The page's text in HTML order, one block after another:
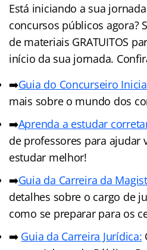
Está iniciando a sua
concursos públicos agora?
de materiais GRATUITOS
início da sua jornada.
➡️Guia do Concurseiro
mais sobre o mundo dos
➡️Aprenda a estudar
de professores para ajudar
estudar melhor!
➡️Guia da Carreira da
detalhes sobre o cargo de
como se preparar para os
➡️ Guia da Carreira Jurídica: